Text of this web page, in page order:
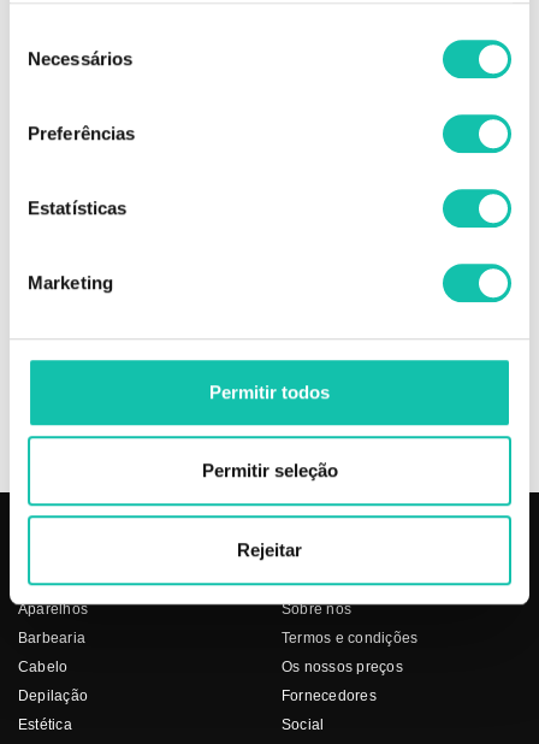
Necessários
Preferências
Estatísticas
Marketing
Permitir todos
Permitir seleção
Rejeitar
OPINIÕES
As amostras dos tons de verniz são meramente indicadoras, uma vez que
sua visualização.
Desta forma, não nos responsabilizamos por eventuais variações de cor
Comprar Verniz híbrido Hybrid Gel ANDREIA MELHOR PREÇO | Comprar
ANDREIA Hybrid Gel MELHOR PREÇO
Aparelhos
Barbearia
Cabelo
Depilação
Estética
COSMÉTICA CLICK
Sobre nós
Termos e condições
Os nossos preços
Fornecedores
Social